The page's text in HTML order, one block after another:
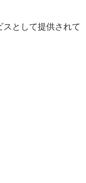
として提供されて